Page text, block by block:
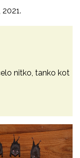
nitko, tanko kot
las?